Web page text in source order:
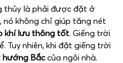
thủy là phải được đặt ở
không chỉ giúp tăng nét
khí lưu thông tốt. Giếng trời
Tuy nhiên, khi đặt giếng trời
hướng Bắccủa ngôi nhà.